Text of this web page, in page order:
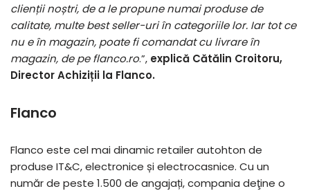
clienții noștri, de a le propune numai produse de
calitate, multe best seller-uri în categoriile lor. Iar tot ce
nu e în magazin, poate fi comandat cu livrare în
magazin, de pe flanco.ro.”, explică Cătălin Croitoru,
Director Achiziții la Flanco.
Flanco
Flanco este cel mai dinamic retailer autohton de
produse IT&C, electronice și electrocasnice. Cu un
număr de peste 1.500 de angajați, compania deţine o